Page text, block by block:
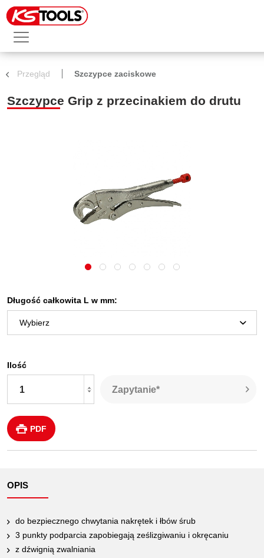
Przegląd Szczypce zaciskowe
Szczypce Grip z przecinakiem do drutu
Długość całkowita L w mm:
Ilość
Zapytanie*
PDF
OPIS
do bezpiecznego chwytania nakrętek i łbów śrub
3 punkty podparcia zapobiegają ześlizgiwaniu i okręcaniu
z dźwignią zwalniania